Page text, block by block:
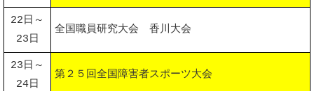
22日～
23日
全国職員研究大会 香川大会
23日～
24日
第２５回全国障害者スポーツ大会